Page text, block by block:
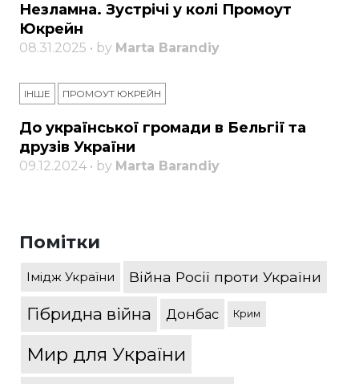
Незламна. Зустрічі у колі Промоут
Юкрейн
08.31.2025 • by Marta Barandiy
ІНШЕ ПРОМОУТ ЮКРЕЙН
До української громади в Бельгії та
друзів України
09.12.2024 • by Marta Barandiy
Помітки
Імідж України Війна Росії проти України
Гібридна війна Донбас Крим
Мир для України